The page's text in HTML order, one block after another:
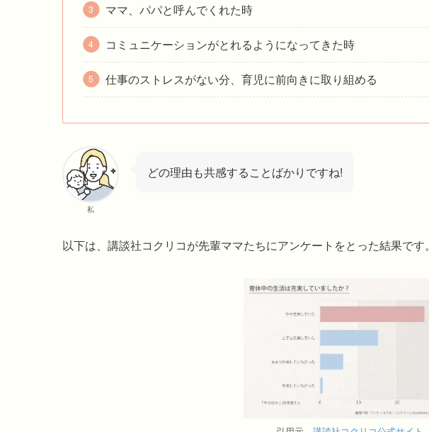
ママ、パパと呼んでくれた時
コミュニケーションがとれるようになってきた時
仕事のストレスがない分、育児に前向きに取り組める
私
どの理由も共感することばかりですね!
以下は、講談社コクリコが先輩ママたちにアンケートをとった結果です。